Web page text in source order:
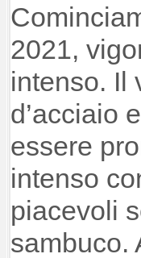
2021,
intenso. Il
d’acciaio
essere
intenso
piacevoli
sambuco.